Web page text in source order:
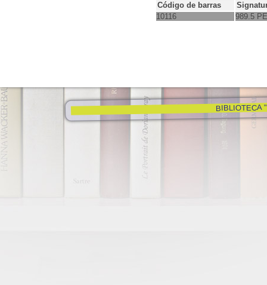
Código de barras
10116
989.5
BIBLIOTECA